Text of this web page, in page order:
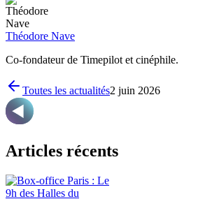
Théodore Nave
Co-fondateur de Timepilot et cinéphile.
Toutes les actualités2 juin 2026
Articles récents